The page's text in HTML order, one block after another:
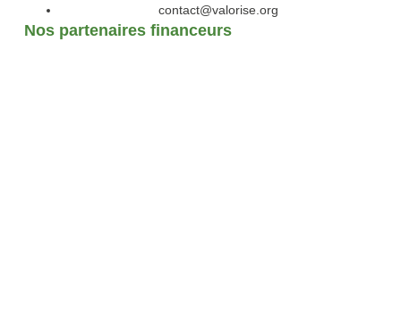
Nos partenaires financeurs
contact@valorise.org